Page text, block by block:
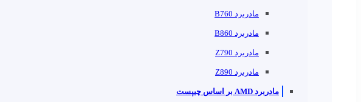
مادربرد B760
مادربرد B860
مادربرد Z790
مادربرد Z890
مادربرد AMD بر اساس چیپست